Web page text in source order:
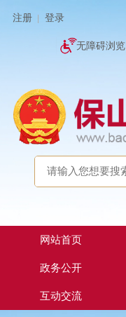
注册 登录
无障碍浏览
网站首页
政务公开
互动交流